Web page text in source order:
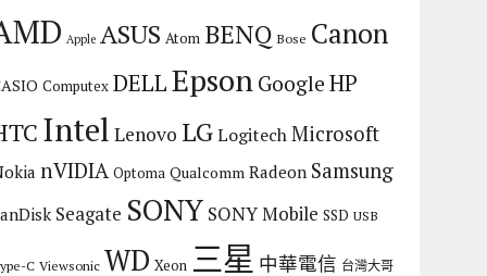
Apple ASUS Atom BENQ Bose Canon
Computex DELLEpson Google HP
Intel Lenovo LGLogitechMicrosoft
nVIDIA Optoma Qualcomm Radeon Samsung
Seagate SONY SONY Mobile SSD USB
C Viewsonic WD Xeon 三星 中華電信 台灣大哥